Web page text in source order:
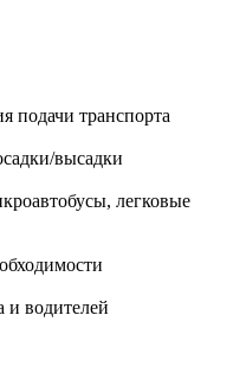
подачи транспорта
высадки
легковые
и водителей